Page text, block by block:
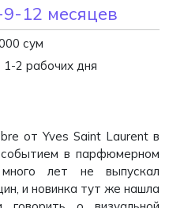
12 месяцев
сум
2 рабочих дня
от Yves Saint Laurent в
в парфюмерном
лет не выпускал
и новинка тут же нашла